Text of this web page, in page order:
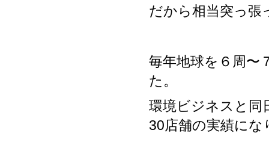
だから相当突っ張
毎年地球を６周〜
た。
環境ビジネスと同
30店舗の実績にな